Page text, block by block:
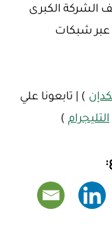
الشركة الكبرى
عبر شبكات
) | تابعونا علي
التليجرام )